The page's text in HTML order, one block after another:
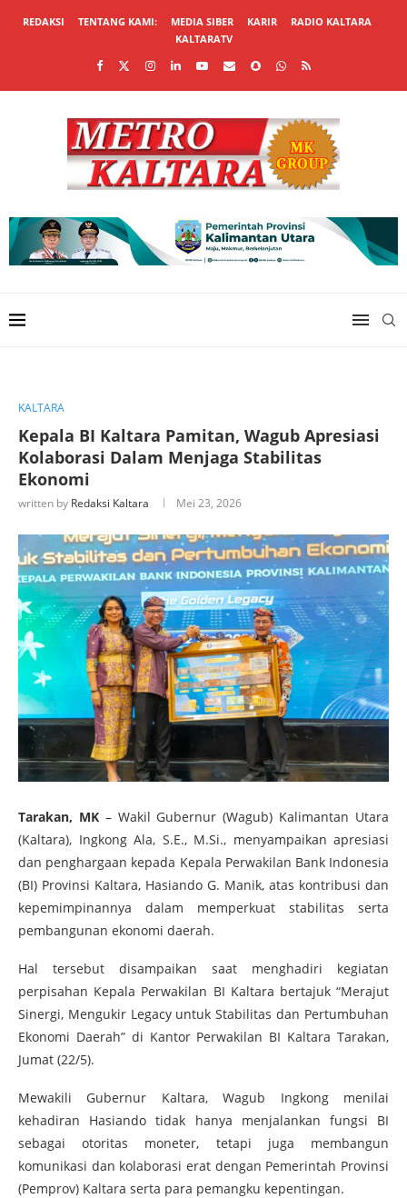
REDAKSI TENTANG KAMI: MEDIA SIBER KARIR
RADIO KALTARA
KALTARATV
KALTARA
Kepala BI Kaltara Pamitan, Wagub Apresiasi
Kolaborasi Dalam Menjaga Stabilitas
Ekonomi
written by Redaksi Kaltara Mei 23, 2026
Tarakan, MK– Wakil Gubernur (Wagub) Kalimantan Utara
(Kaltara), Ingkong Ala, S.E., M.Si., menyampaikan apresiasi
dan penghargaan kepada Kepala Perwakilan Bank Indonesia
(BI) Provinsi Kaltara, Hasiando G. Manik, atas kontribusi dan
kepemimpinannya dalam memperkuat stabilitas serta
pembangunan ekonomi daerah.
Hal tersebut disampaikan saat menghadiri kegiatan
perpisahan Kepala Perwakilan BI Kaltara bertajuk “Merajut
Sinergi, Mengukir Legacy untuk Stabilitas dan Pertumbuhan
Ekonomi Daerah” di Kantor Perwakilan BI Kaltara Tarakan,
Jumat (22/5).
Mewakili Gubernur Kaltara, Wagub Ingkong menilai
kehadiran Hasiando tidak hanya menjalankan fungsi BI
sebagai otoritas moneter, tetapi juga membangun
komunikasi dan kolaborasi erat dengan Pemerintah Provinsi
(Pemprov) Kaltara serta para pemangku kepentingan.